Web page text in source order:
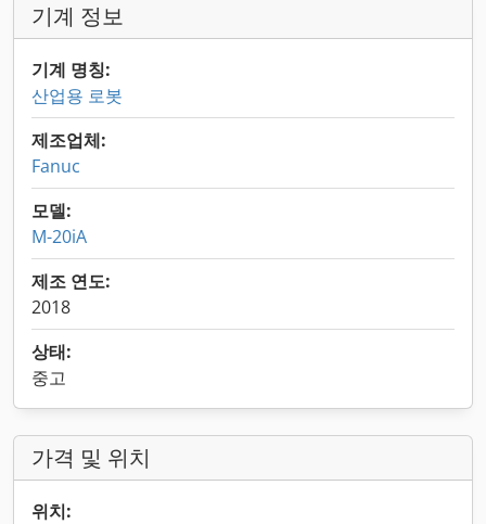
기계 정보
기계 명칭:
산업용 로봇
제조업체:
Fanuc
모델:
M-20iA
제조 연도:
2018
상태:
중고
가격 및 위치
위치: